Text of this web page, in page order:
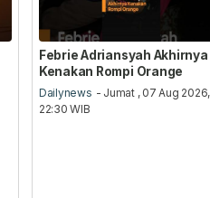
Febrie Adriansyah Akhirnya
Kenakan Rompi Orange
Dailynews - Jumat , 07 Aug 2026,
22:30 WIB